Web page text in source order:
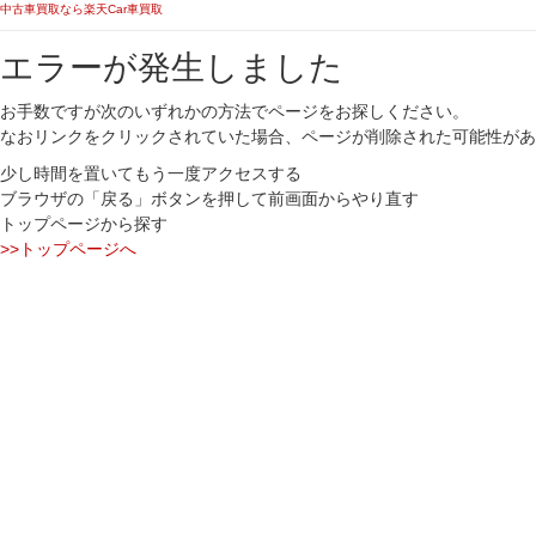
中古車買取なら楽天Car車買取
エラーが発生しました
お手数ですが次のいずれかの方法でページをお探しください。
なおリンクをクリックされていた場合、ページが削除された可能性が
少し時間を置いてもう一度アクセスする
ブラウザの「戻る」ボタンを押して前画面からやり直す
トップページから探す
>>トップページへ